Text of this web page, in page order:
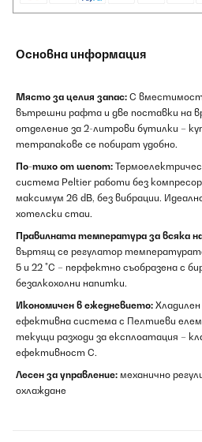
Основна информация
Място за целия запас: С
вътрешни рафта и две поставки на
отделение за 2-литрови бутилки –
тетрапакове се побират удобно.
По-тихо от шепот:
система Peltier работи без
максимум 26 dB, без вибрации.
хотелски стаи.
Правилната температура за всяка
въртящ се регулатор
5 и 22 °C – перфектно съобразена с
безалкохолни напитки.
Икономичен в ежедневието:
ефективна система с Пелтиеви
текущи разходи за експлоатация –
ефективност C.
Лесен за управление: механично
охлаждане